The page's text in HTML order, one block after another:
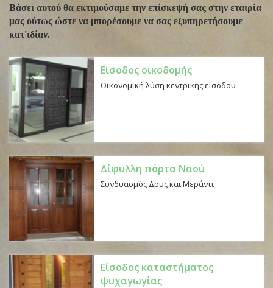
Βάσει αυτού θα εκτιμούσαμε την επίσκεψή σας στην εταιρία
μας ούτως ώστε να μπορέσουμε να σας εξυπηρετήσουμε
κατ'ιδίαν.
Είσοδος οικοδομής
Οικονομική λύση κεντρικής εισόδου
Δίφυλλη πόρτα Ναού
Συνδυασμός Δρυς και Μεράντι
Είσοδος καταστήματος
ψυχαγωγίας